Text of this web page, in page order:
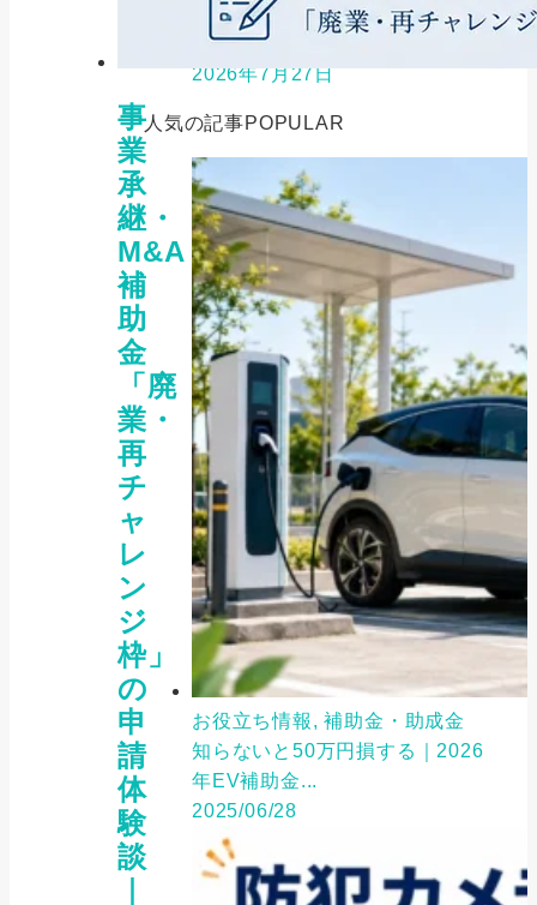
事
業
承
継・
M&A
補
助
金
「廃
業・
再
チ
ャ
レ
ン
ジ
枠」
の
申
請
体
験
談
【独占取材】大手ファクタリング
の「審査の裏側」...
2026年7月27日
人気の記事POPULAR
お役立ち情報, 補助金・助成金
知らないと50万円損する｜2026
年EV補助金...
2025/06/28